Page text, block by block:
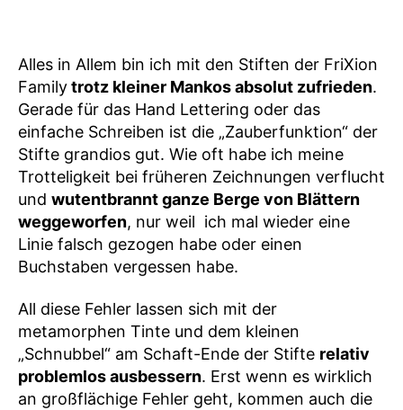
Alles in Allem bin ich mit den Stiften der FriXion
Familytrotz kleiner Mankos absolut zufrieden.
Gerade für das Hand Lettering oder das
einfache Schreiben ist die „Zauberfunktion“ der
Stifte grandios gut. Wie oft habe ich meine
Trotteligkeit bei früheren Zeichnungen verflucht
und wutentbrannt ganze Berge von Blättern
weggeworfen, nur weil ich mal wieder eine
Linie falsch gezogen habe oder einen
Buchstaben vergessen habe.
All diese Fehler lassen sich mit der
metamorphen Tinte und dem kleinen
„Schnubbel“ am Schaft-Ende der Stifte relativ
problemlos ausbessern. Erst wenn es wirklich
an großflächige Fehler geht, kommen auch die